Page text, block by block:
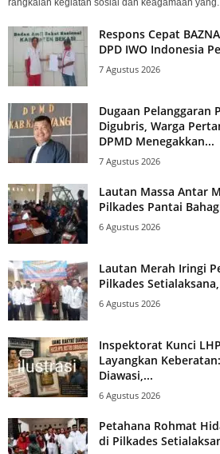
rangkaian kegiatan sosial dan keagamaan
Respons Cepat
DPD IWO Indonesia
7 Agustus 2026
Dugaan Pelanggaran
Digubris, Warga
DPMD Menegakkan...
7 Agustus 2026
Lautan Massa Antar
Pilkades Pantai
6 Agustus 2026
Lautan Merah Iringi
Pilkades
6 Agustus 2026
Inspektorat Kunci
Layangkan
Diawasi,...
6 Agustus 2026
Petahana Rohmat
di Pilkades